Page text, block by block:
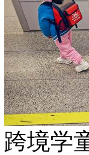
跨境学